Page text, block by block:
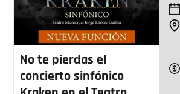
No te pierdas el
concierto sinfónico